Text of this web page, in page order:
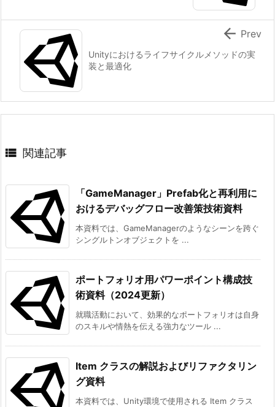
Unityにおけるライフサイクルメソッドの実
装と最適化
 Prev
 関連記事
「GameManager」Prefab化と再利用に
おけるデバッグフロー改善策技術資料
本資料では、GameManagerのようなシーンを跨ぐ
シングルトンオブジェクトを ...
ポートフォリオ用パワーポイント構成技
術資料（2024更新）
就職活動において、効果的なポートフォリオは自身
のスキルや情熱を伝える強力なツール ...
Item クラスの解説およびリファクタリン
グ資料
本資料では、Unity環境で使用される Item クラス